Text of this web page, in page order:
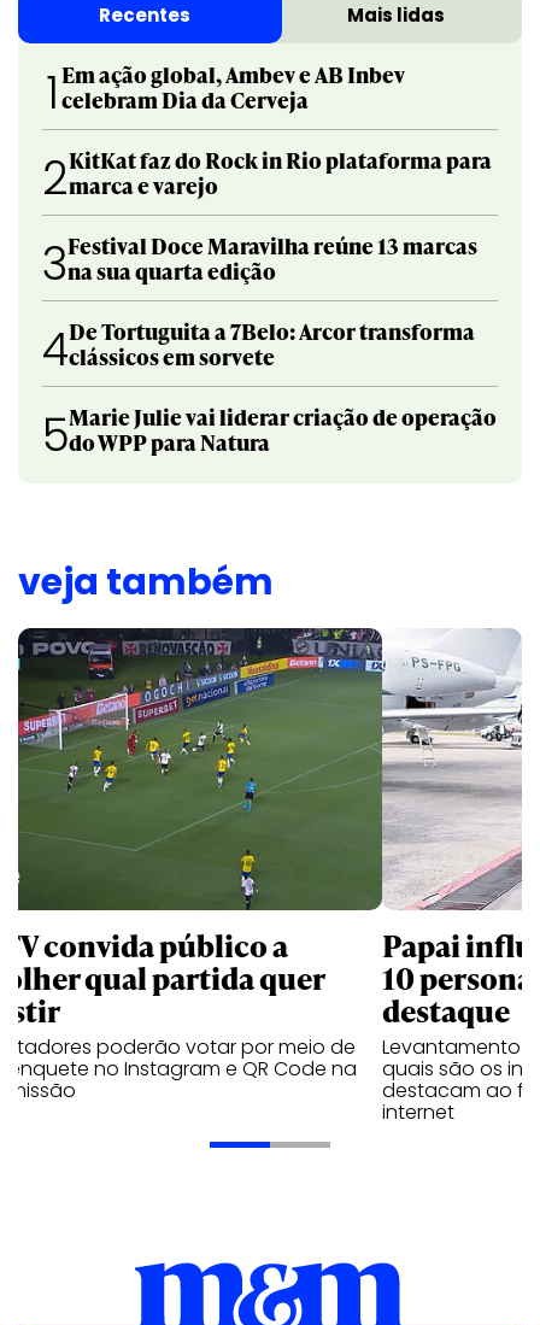
Recentes Mais lidas
1 Em ação global, Ambev e AB Inbev
celebram Dia da Cerveja
2KitKat faz do Rock in Rio plataforma para
marca e varejo
3Festival Doce Maravilha reúne 13 marcas
na sua quarta edição
4De Tortuguita a 7Belo: Arcor transforma
clássicos em sorvete
5Marie Julie vai liderar criação de operação
do WPP para Natura
veja também
TV convida público a
qual partida quer
poderão votar por meio de
enquete no Instagram e QR Code na
Papai
10
destaque
Levantamento
quais são os
destacam ao
internet